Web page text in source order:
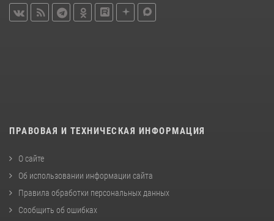
ПРАВОВАЯ И ТЕХНИЧЕСКАЯ ИНФОРМАЦИЯ
О сайте
Об использовании информации сайта
Правила обработки персональных данных
Сообщить об ошибках